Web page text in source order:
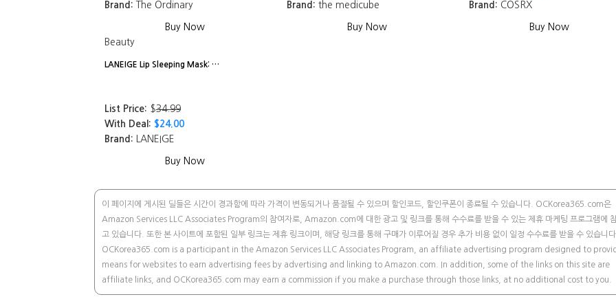
Brand: The Ordinary
Buy Now
Brand: the medicube
Buy Now
Brand: COSRX
Buy Now
Beauty
LANEIGE Lip Sleeping Mask: …
List Price: $34.99
With Deal: $24.00
Brand: LANEIGE
Buy Now
이 페이지에 게시된 딜들은 시간이 경과함에 따라 가격이 변동되거나 품절될 수 있으며 할인코드, 할인쿠폰이 종료될 수 있습니다. OCKorea365.com은
Amazon Services LLC Associates Program의 참여자로, Amazon.com에 대한 광고 및 링크를 통해 수수료를 받을 수 있는 제휴 마케팅 프로그램에
고 있습니다. 또한 본 사이트에 포함된 일부 링크는 제휴 링크이며, 해당 링크를 통해 구매가 이루어질 경우 추가 비용 없이 일정 수수료를 받을 수 있습니다.
OCKorea365.com is a participant in the Amazon Services LLC Associates Program, an affiliate advertising program designed to
means for websites to earn advertising fees by advertising and linking to Amazon.com. In addition, some of the links on this site are
affiliate links, and OCKorea365.com may earn a commission if you make a purchase through those links, at no additional cost to you.